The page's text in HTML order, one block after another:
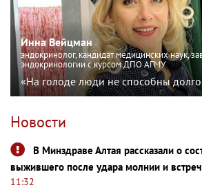
Инна Вейцман
эндокринолог, кандидат медицинских наук,
эндокринологии с курсом ДПО АГМУ
«На голоде люди не способны долго
Новости
В Минздраве Алтая рассказали о
выжившего после удара молнии и
11:32